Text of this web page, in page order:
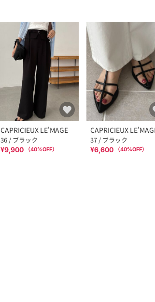
CAPRICIEUX LE'MAGE
36 / ブラック
¥9,900 （40%OFF）
CAPRICIEUX
37 / ブラック
¥6,600 （40%OFF）